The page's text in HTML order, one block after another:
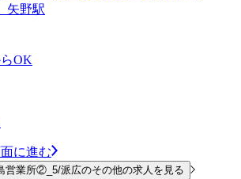
矢野駅
OK
に進む
営業所②_5/派広のその他の求人を見る